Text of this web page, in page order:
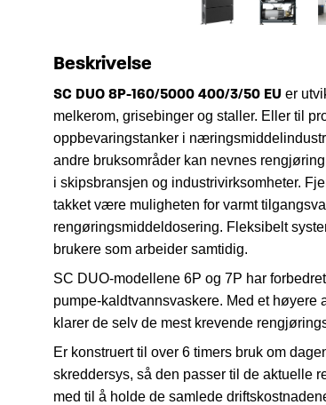
Beskrivelse
SC DUO 8P-160/5000 400/3/50 EU er
melkerom, grisebinger og staller. Eller til
oppbevaringstanker i
andre bruksområder kan nevnes
i skipsbransjen og industrivirksomheter.
takket være muligheten for varmt
rengøringsmiddeldosering. Fleksibelt
brukere som arbeider samtidig.
SC DUO-modellene 6P og 7P har
pumpe-kaldtvannsvaskere. Med et høyere
klarer de selv de mest krevende
Er konstruert til over 6 timers bruk om
skreddersys, så den passer til de aktuelle
med til å holde de samlede